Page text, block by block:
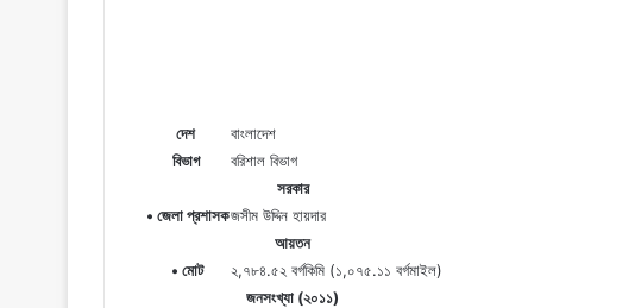
দেশ
বাংলাদেশ
বিভাগ
বরিশাল বিভাগ
সরকার
• জেলা প্রশাসকজসীম উদ্দিন হায়দার
আয়তন
• মোট
২,৭৮৪.৫২ বর্গকিমি (১,০৭৫.১১ বর্গমাইল)
জনসংখ্যা (২০১১)